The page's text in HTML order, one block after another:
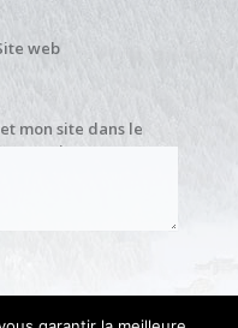
web
mon site dans le